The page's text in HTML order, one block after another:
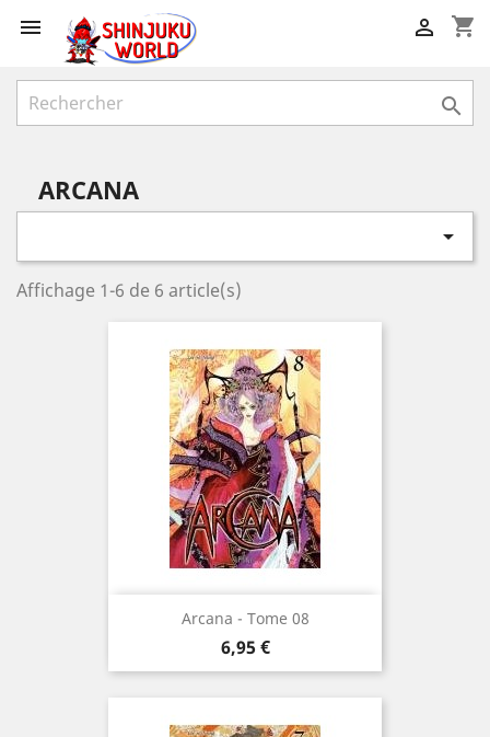
 shopping_cart


ARCANA

Affichage 1-6 de 6 article(s)
Arcana - Tome 08
Prix
6,95 €